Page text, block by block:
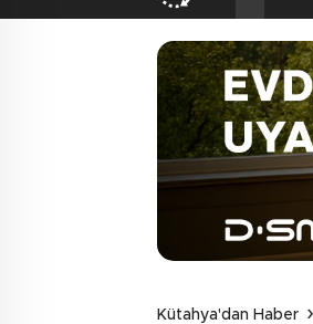
Kütahya'dan Haber